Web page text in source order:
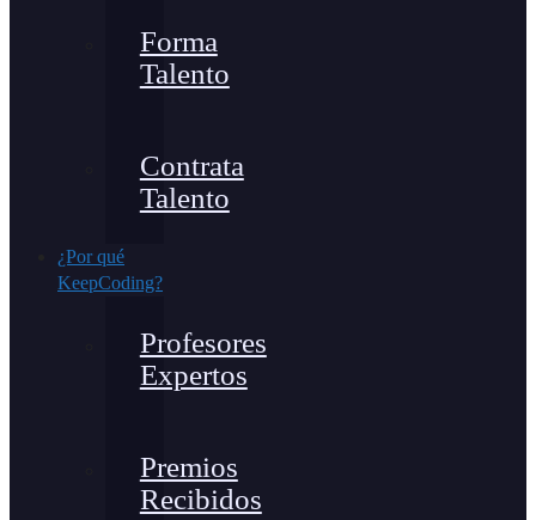
Forma
Talento
Contrata
Talento
¿Por qué
KeepCoding?
Profesores
Expertos
Premios
Recibidos